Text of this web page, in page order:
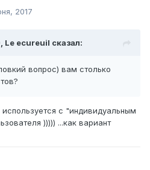
2017
Le ecureuil сказал:
вопрос) вам столько
с "индивидуальным
))))) ...как вариант